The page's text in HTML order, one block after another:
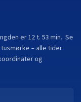
er12 t. 53 min.. Se
– alle tider
og